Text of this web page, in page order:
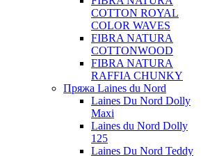
COTTON ROYAL
COLOR WAVES
FIBRA NATURA
COTTONWOOD
FIBRA NATURA
RAFFIA CHUNKY
Пряжа Laines du Nord
Laines Du Nord Dolly
Maxi
Laines du Nord Dolly
125
Laines Du Nord Teddy